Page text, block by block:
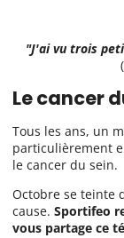
"J'ai vu trois
Le cancer
Tous les ans, un
particulièrement
le cancer du sein.
Octobre se teinte
cause. Sportifeo
vous partage ce